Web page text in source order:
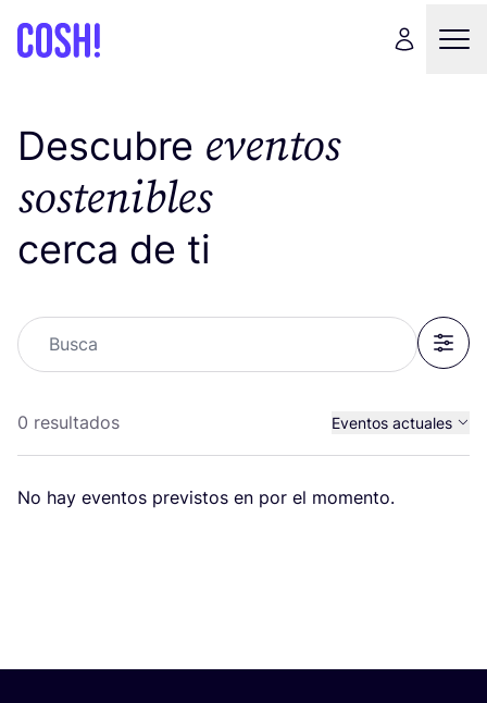
Descubre eventos
sostenibles
cerca de ti
Busca
Filter
0 resultados Eventos actuales
Todos eventos
No hay even­tos pre­vis­tos en por el momento.